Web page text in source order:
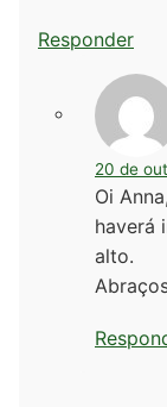
Responder
20 de
Oi
haverá
alto.